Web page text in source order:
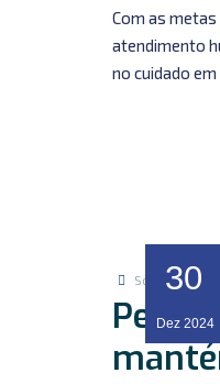
Com as
atendimento
no cuidado
30
Dez 2024
Sofia Gontijo
Pelo